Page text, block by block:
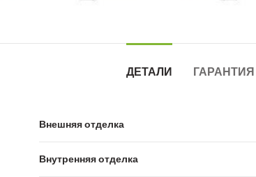
ДЕТАЛИ ГАРАНТИЯ
Внешняя отделка
Внутренняя отделка